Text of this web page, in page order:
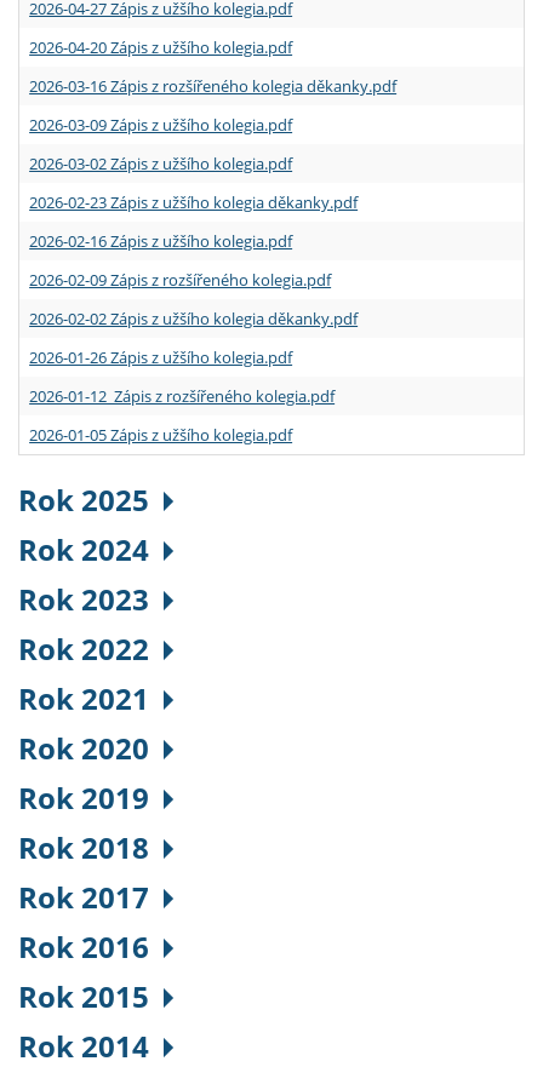
2026-04-27 Zápis z užšího kolegia.pdf
2026-04-20 Zápis z užšího kolegia.pdf
2026-03-16 Zápis z rozšířeného kolegia děkanky.pdf
2026-03-09 Zápis z užšího kolegia.pdf
2026-03-02 Zápis z užšího kolegia.pdf
2026-02-23 Zápis z užšího kolegia děkanky.pdf
2026-02-16 Zápis z užšího kolegia.pdf
2026-02-09 Zápis z rozšířeného kolegia.pdf
2026-02-02 Zápis z užšího kolegia děkanky.pdf
2026-01-26 Zápis z užšího kolegia.pdf
2026-01-12 Zápis z rozšířeného kolegia.pdf
2026-01-05 Zápis z užšího kolegia.pdf
Rok 2025
Rok 2024
Rok 2023
Rok 2022
Rok 2021
Rok 2020
Rok 2019
Rok 2018
Rok 2017
Rok 2016
Rok 2015
Rok 2014